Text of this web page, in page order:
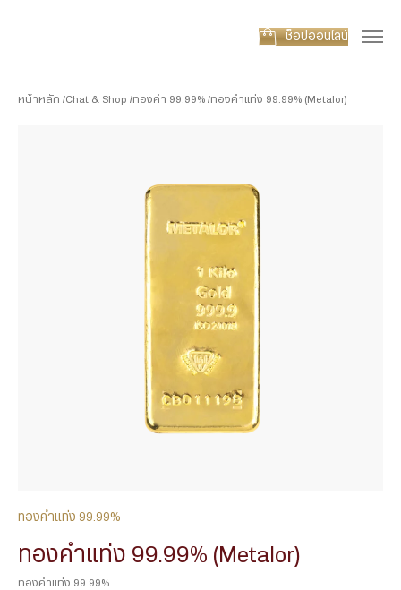
ช็อปออนไลน์
หน้าหลัก Chat & Shop ทองคำ 99.99% ทองคำแท่ง 99.99% (Metalor)
ทองคำแท่ง 99.99%
ทองคำแท่ง 99.99% (Metalor)
ทองคำแท่ง 99.99%